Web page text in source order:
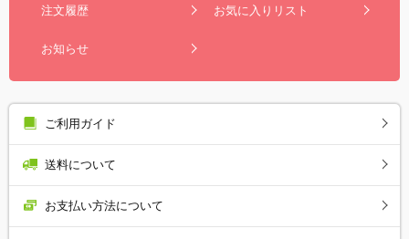
注文履歴 お気に入りリスト
お知らせ
ご利用ガイド
送料について
お支払い方法について